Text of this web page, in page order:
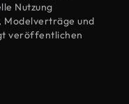
Nutzung
und
veröffentlichen